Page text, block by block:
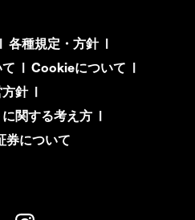
各種規定・方針|
| Cookieについて |
針|
関する考え方 |
券について